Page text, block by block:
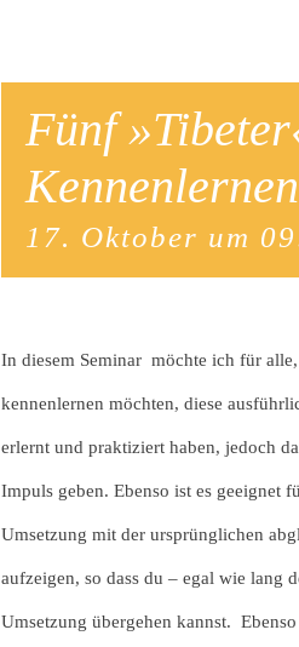
Fünf
17. Oktober um
In diesem Seminar möchte ich für
kennenlernen möchten, diese
erlernt und praktiziert haben, jedoch
Impuls geben. Ebenso ist es geeignet
Umsetzung mit der ursprünglichen
aufzeigen, so dass du – egal wie lang
Umsetzung übergehen kannst.